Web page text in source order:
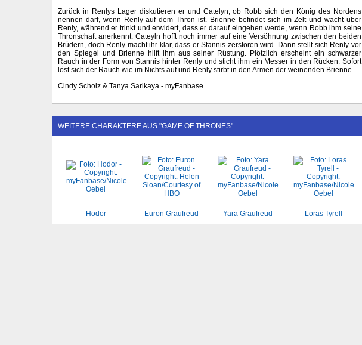
Zurück in Renlys Lager diskutieren er und Catelyn, ob Robb sich den König des Nordens
nennen darf, wenn Renly auf dem Thron ist. Brienne befindet sich im Zelt und wacht über
Renly, während er trinkt und erwidert, dass er darauf eingehen werde, wenn Robb ihm seine
Thronschaft anerkennt. Cateyln hofft noch immer auf eine Versöhnung zwischen den beiden
Brüdern, doch Renly macht ihr klar, dass er Stannis zerstören wird. Dann stellt sich Renly vor
den Spiegel und Brienne hilft ihm aus seiner Rüstung. Plötzlich erscheint ein schwarzer
Rauch in der Form von Stannis hinter Renly und sticht ihm ein Messer in den Rücken. Sofort
löst sich der Rauch wie im Nichts auf und Renly stirbt in den Armen der weinenden Brienne.
Cindy Scholz & Tanya Sarikaya - myFanbase
WEITERE CHARAKTERE AUS "GAME OF THRONES"
Hodor Euron Graufreud Yara Graufreud Loras Tyrell